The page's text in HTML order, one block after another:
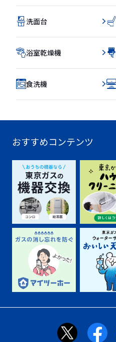
洗面台
浴室乾燥機
食洗機
おすすめコンテンツ